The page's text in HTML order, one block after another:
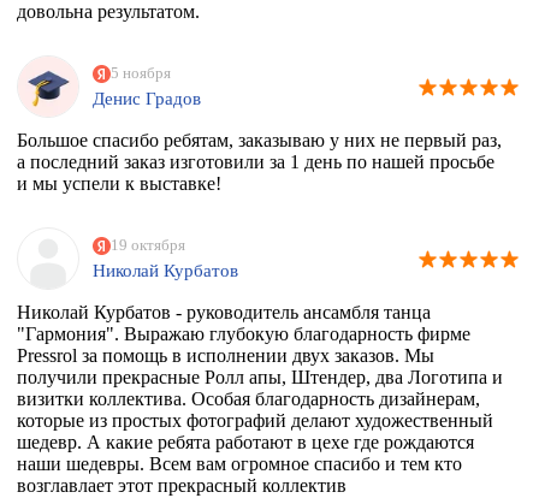
довольна результатом.
5 ноября
Денис Градов
Большое спасибо ребятам, заказываю у них не первый раз,
а последний заказ изготовили за 1 день по нашей просьбе
и мы успели к выставке!
19 октября
Николай Курбатов
Николай Курбатов - руководитель ансамбля танца
"Гармония". Выражаю глубокую благодарность фирме
Pressrol за помощь в исполнении двух заказов. Мы
получили прекрасные Ролл апы, Штендер, два Логотипа и
визитки коллектива. Особая благодарность дизайнерам,
которые из простых фотографий делают художественный
шедевр. А какие ребята работают в цехе где рождаются
наши шедевры. Всем вам огромное спасибо и тем кто
возглавлает этот прекрасный коллектив